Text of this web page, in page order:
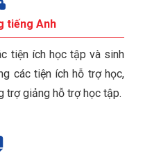
tiếng Anh
tiện ích học tập và sinh
các tiện ích hỗ trợ học,
trợ giảng hỗ trợ học tập.